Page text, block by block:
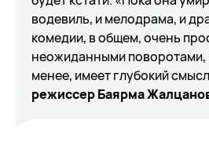
водевиль, и мелодрама, и
комедии, в общем, очень
неожиданными поворотами,
менее, имеет глубокий
режиссер Баярма